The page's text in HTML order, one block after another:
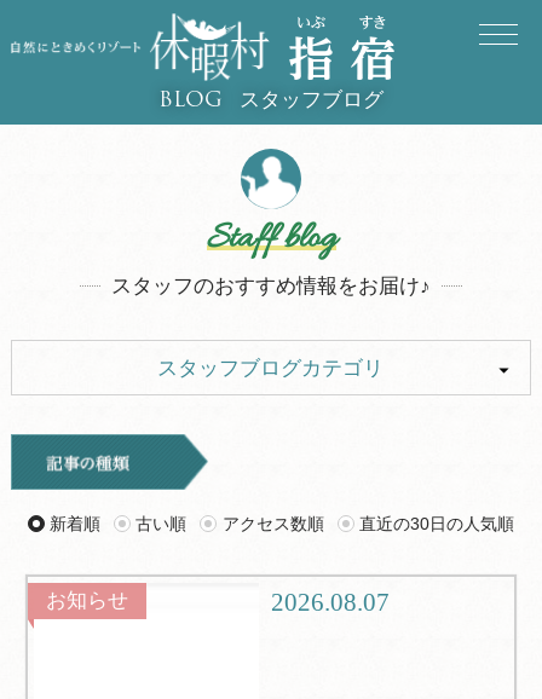
BLOG スタッフブログ
Staff blog
スタッフのおすすめ情報をお届け♪
スタッフブログカテゴリ
お知らせ
ツアー グルメ
観光
新着順 古い順 アクセス数順 直近の30日の人気順
お知らせ 2026.08.07